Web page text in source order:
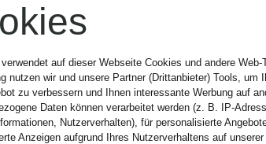
auf dieser Webseite Cookies und andere Web-
nutzen wir und unsere Partner (Drittanbieter) Tools, um
zu verbessern und Ihnen interessante Werbung auf
Daten können verarbeitet werden (z. B. IP-
Nutzerverhalten), für personalisierte
Anzeigen aufgrund Ihres Nutzerverhaltens auf